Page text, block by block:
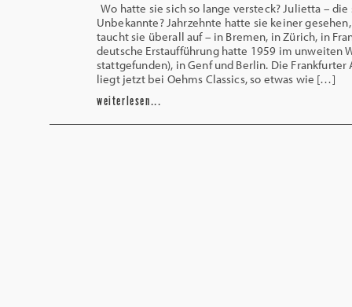
Wo hatte sie sich so lange versteck? Julietta – die
Unbekannte? Jahrzehnte hatte sie keiner
taucht sie überall auf – in Bremen, in Zürich, in
deutsche Erstaufführung hatte 1959 im unweiten
stattgefunden), in Genf und Berlin. Die Frankfurter
liegt jetzt bei Oehms Classics, so etwas wie […]
weiterlesen...